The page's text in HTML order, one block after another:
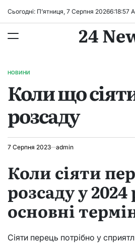
Сьогодні: П’ятниця, 7 Серпня 20266:18:58
24
ОПУБЛІКУВАТИ
НОВИНИ
Коли що
розсаду
7 Серпня 2023 admin
Коли сіяти
розсаду у 2024
основні
Сіяти перець потрібно у